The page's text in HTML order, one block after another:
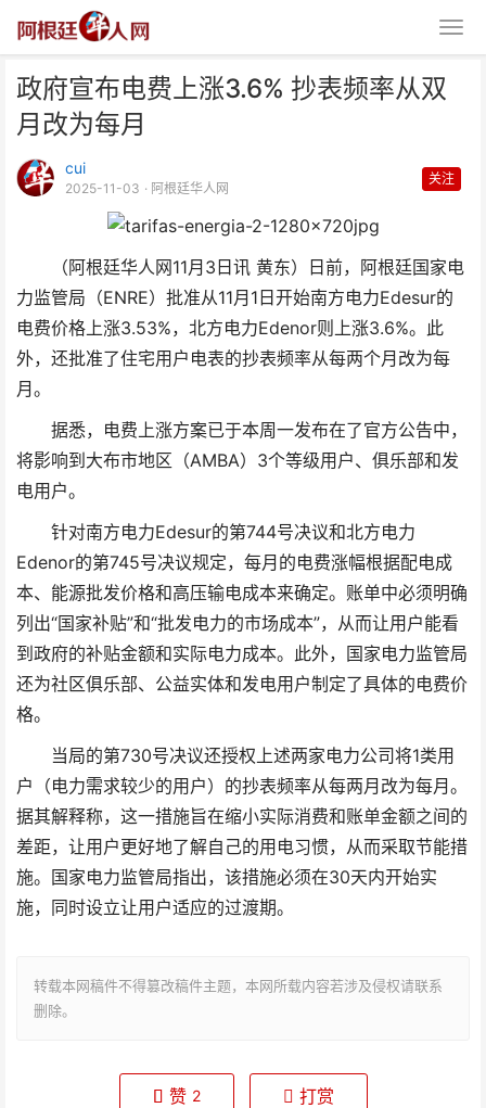
政府宣布电费上涨3.6% 抄表频率从双
月改为每月
cui
2025-11-03 · 阿根廷华人网
关注
（阿根廷华人网11月3日讯 黄东）日前，阿根廷国家电
力监管局（ENRE）批准从11月1日开始南方电力Edesur的
电费价格上涨3.53%，北方电力Edenor则上涨3.6%。此
外，还批准了住宅用户电表的抄表频率从每两个月改为每
月。
据悉，电费上涨方案已于本周一发布在了官方公告中，
将影响到大布市地区（AMBA）3个等级用户、俱乐部和发
电用户。
针对南方电力Edesur的第744号决议和北方电力
Edenor的第745号决议规定，每月的电费涨幅根据配电成
本、能源批发价格和高压输电成本来确定。账单中必须明确
列出“国家补贴”和“批发电力的市场成本”，从而让用户能看
到政府的补贴金额和实际电力成本。此外，国家电力监管局
还为社区俱乐部、公益实体和发电用户制定了具体的电费价
格。
当局的第730号决议还授权上述两家电力公司将1类用
户（电力需求较少的用户）的抄表频率从每两月改为每月。
据其解释称，这一措施旨在缩小实际消费和账单金额之间的
差距，让用户更好地了解自己的用电习惯，从而采取节能措
施。国家电力监管局指出，该措施必须在30天内开始实
施，同时设立让用户适应的过渡期。
转载本网稿件不得篡改稿件主题，本网所载内容若涉及侵权请联系
删除。
从双月改为每月
赞 2 打赏